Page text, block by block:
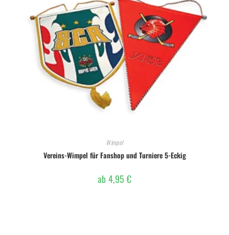
Wimpel
Vereins-Wimpel für Fanshop und Turniere 5-Eckig
ab4,95 €